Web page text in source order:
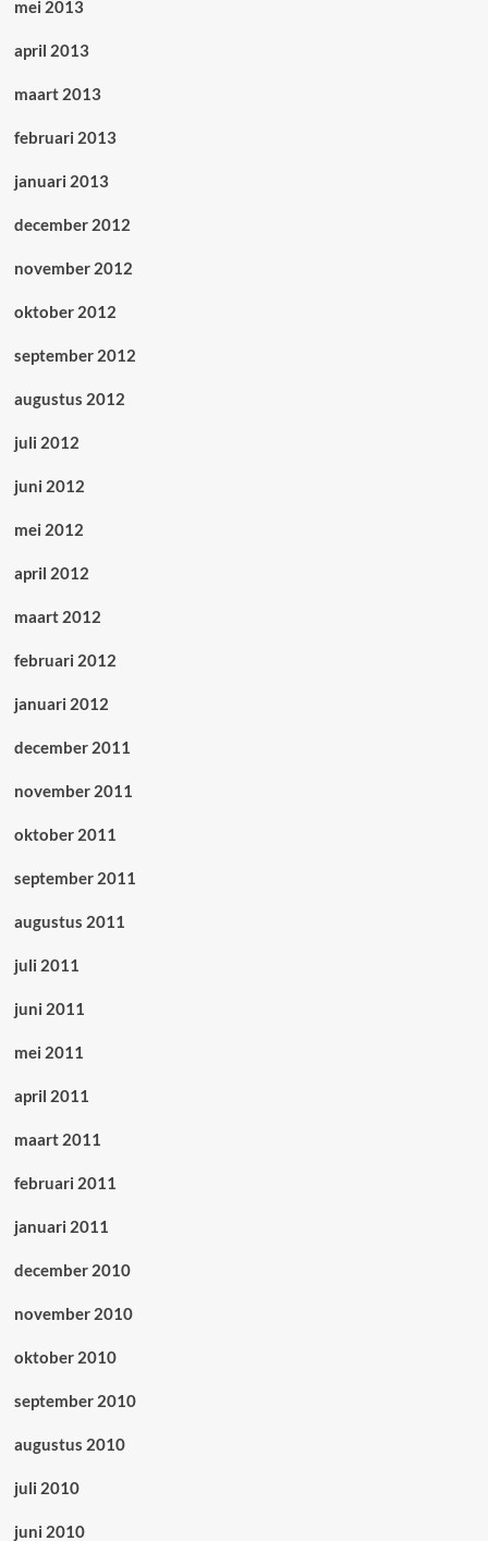
mei 2013
april 2013
maart 2013
februari 2013
januari 2013
december 2012
november 2012
oktober 2012
september 2012
augustus 2012
juli 2012
juni 2012
mei 2012
april 2012
maart 2012
februari 2012
januari 2012
december 2011
november 2011
oktober 2011
september 2011
augustus 2011
juli 2011
juni 2011
mei 2011
april 2011
maart 2011
februari 2011
januari 2011
december 2010
november 2010
oktober 2010
september 2010
augustus 2010
juli 2010
juni 2010